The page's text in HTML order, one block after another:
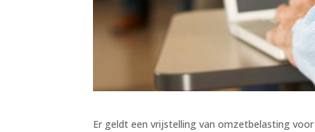
Er geldt een vrijstelling van omzetbelasting